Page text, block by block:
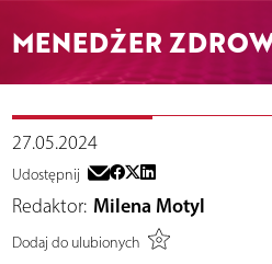
MENEDŻER
27.05.2024
Udostępnij
Redaktor: Milena Motyl
Dodaj do ulubionych